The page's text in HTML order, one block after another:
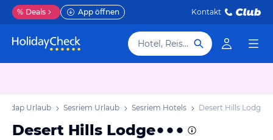
% Deals App öffnen Kontakt
Hotel, Reiseziel
Urlaub Sesriem Urlaub Sesriem Hotels Desert Hills Lodge
Desert Hills Lodge